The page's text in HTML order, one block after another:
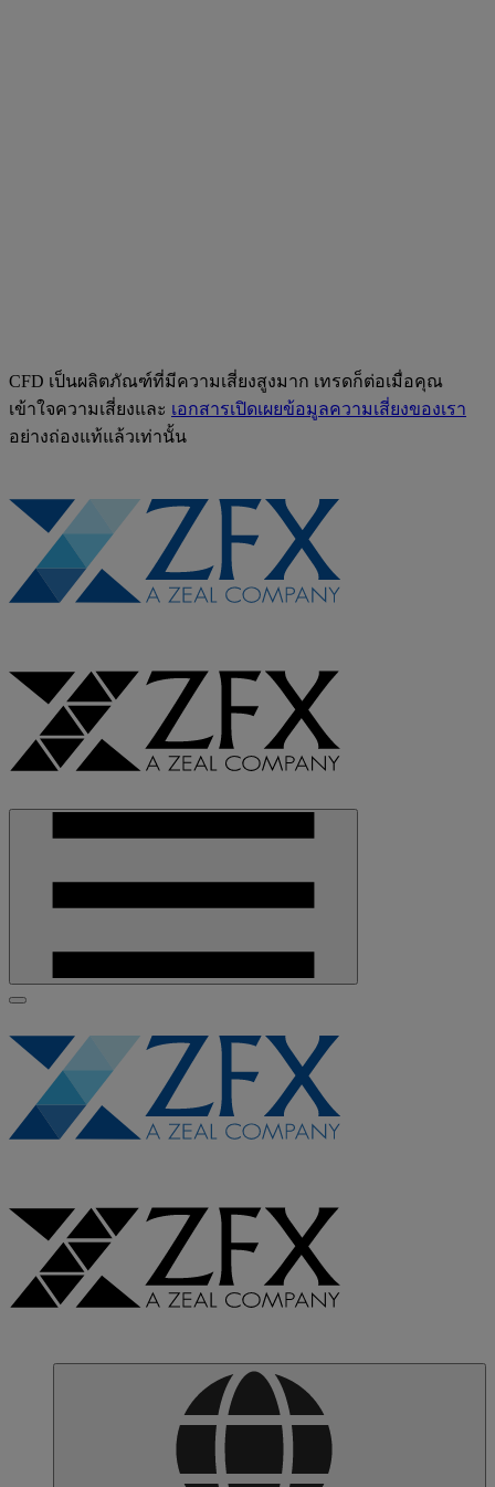
CFD เป็นผลิตภัณฑ์ที่มีความเสี่ยงสูงมาก เทรดก็ต่อเมื่อคุณ
เข้าใจความเสี่ยงและ เอกสารเปิดเผยข้อมูลความเสี่ยงของเรา
อย่างถ่องแท้แล้วเท่านั้น